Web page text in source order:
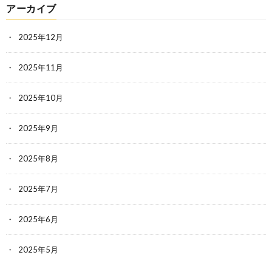
アーカイブ
2025年12月
2025年11月
2025年10月
2025年9月
2025年8月
2025年7月
2025年6月
2025年5月